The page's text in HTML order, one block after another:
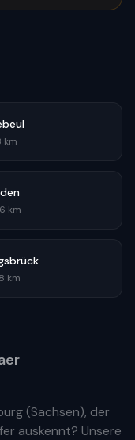
km
km
km
(Sachsen), der
auskennt? Unsere